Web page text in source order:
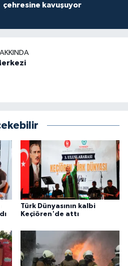
çehresine kavuşuyor
Türk Dünyasının kalbi
Keçiören'de attı